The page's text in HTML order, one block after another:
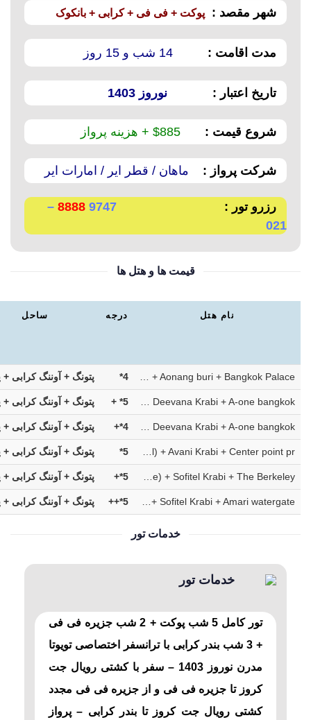
شهر مقصد : پوکت + فی فی + کرابی + بانکوک
مدت اقامت :
تاریخ اعتبار : نوروز 1403
شروع قیمت : 885$ + هزینه پرواز
شرکت پرواز : ماهان / قطر ایر / امارات ایر
رزرو تور : 9747
8888
–
021
قیمت ها و هتل ها
نام هتل درجه ساحل
4* پتونگ + آوننگ کرابی +
5* + پتونگ + آوننگ کرابی +
4*+ پتونگ + آوننگ کرابی +
5* پتونگ + آوننگ کرابی +
5*+ پتونگ + آوننگ کرابی +
5*++ پتونگ + آوننگ کرابی +
خدمات تور
خدمات تور
تور کامل 5 شب پوکت + 2 شب جزیره فی فی
+ 3 شب بندر کرابی با ترانسفر اختصاصی تویوتا
مدرن نوروز 1403 – سفر با کشتی رویال جت
کروز تا جزیره فی فی و از جزیره فی فی مجدد
کشتی رویال جت کروز تا بندر کرابی – پرواز